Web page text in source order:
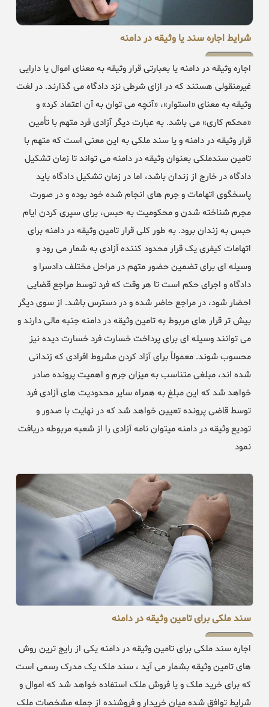
شرایط اجاره سند یا وثیقه در دامنه
اجاره وثیقه در دامنه یا بعبارتی قرار وثیقه به معنای اموال یا دارایی
غیرمنقولی هستند که در ازای شرطی نزد دادگاه می گذارند. در لغت
وثیقه به معنای «استوار»، «آنچه می توان به آن اعتماد کرد» و
«محکم کاری» می باشد. به عبارت دیگر آزادی فرد متهم با تأمین
قرار وثیقه در دامنه و یا سند ملکی به این معنی است که متهم با
تامین سندملکی بعنوان وثیقه در دامنه می تواند تا زمان تشکیل
دادگاه در خارج از زندان باشد، اما در زمان تشکیل دادگاه باید
پاسخگوی اتهامات و جرم های انجام شده خود بوده و در صورت
مجرم شناخته شدن و محکومیت به حبس، برای سپری کردن ایام
حبس به زندان برود. به طور کلی قرار تامین وثیقه در دامنه برای
اتهامات کیفری یک قرار محدود کننده آزادی به شمار می رود و
وسیله ای برای تضمین حضور متهم در مراحل مختلف دادسرا و
دادگاه و اجرای حکم است تا هر وقت که فرد توسط مراجع قضایی
احضار شود، در مراجع حاضر شده و در دسترس باشد. از سوی دیگر
بیش تر قرار های مربوط به تامین وثیقه در دامنه جنبه مالی دارند و
می توانند وسیله ای برای پرداخت خسارت فرد خسارت دیده نیز
محسوب شوند. معمولاً برای آزاد کردن مشروط افرادی که زندانی
شده اند، مبلغی متناسب به میزان جرم و اهمیت پرونده صادر
خواهد شد که این مبلغ به همراه سایر محدودیت های آزادی فرد
توسط قاضی پرونده تعیین خواهد شد که در نهایت با صدور و
تودیع وثیقه در دامنه میتوان نامه آزادی را از شعبه مربوطه دریافت
نمود
سند ملکی برای تامین وثیقه در دامنه
اجاره سند ملکی برای تامین وثیقه در دامنه یکی از رایج ترین روش
های تامین وثیقه بشمار می آید ، سند ملک یک مدرک رسمی است
که برای خرید ملک و یا فروش ملک استفاده خواهد شد که اموال و
شرایط توافق شده میان خریدار و فروشنده از جمله مشخصات ملک